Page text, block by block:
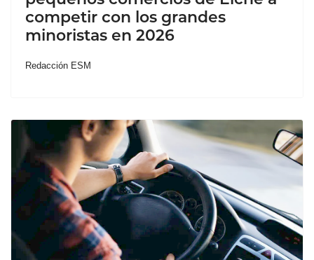
competir con los grandes
minoristas en 2026
Redacción ESM